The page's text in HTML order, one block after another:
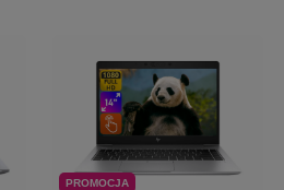
PROMOCJA